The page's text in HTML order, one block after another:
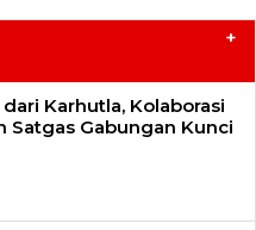
+
Karhutla, Kolaborasi
Satgas Gabungan Kunci